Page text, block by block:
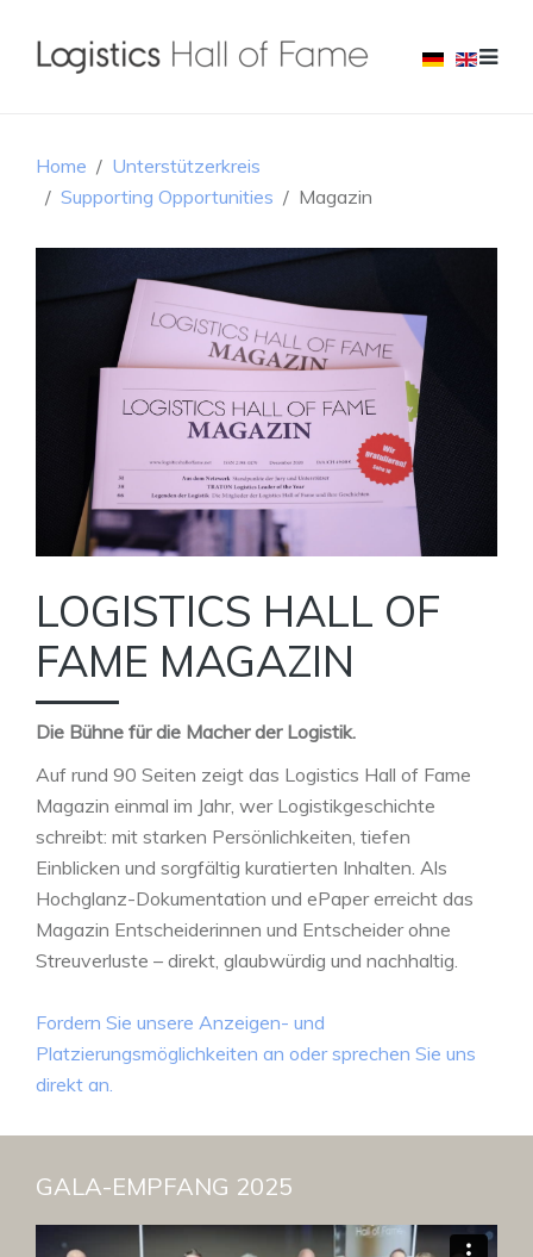
Home
Unterstützerkreis
Supporting Opportunities
Magazin
LOGISTICS HALL OF
FAME MAGAZIN
Die Bühne für die Macher der Logistik.
Auf rund 90 Seiten zeigt das Logistics Hall of Fame
Magazin einmal im Jahr, wer Logistikgeschichte
schreibt: mit starken Persönlichkeiten, tiefen
Einblicken und sorgfältig kuratierten Inhalten. Als
Hochglanz-Dokumentation und ePaper erreicht das
Magazin Entscheiderinnen und Entscheider ohne
Streuverluste – direkt, glaubwürdig und nachhaltig.
Fordern Sie unsere Anzeigen- und
Platzierungsmöglichkeiten an oder sprechen Sie uns
direkt an.
GALA-EMPFANG 2025